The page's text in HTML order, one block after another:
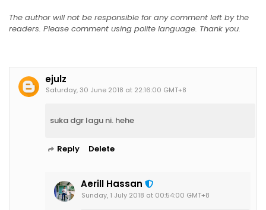
The author will not be responsible for any comment left by the
readers. Please comment using polite language. Thank you.
ejulz
Saturday, 30 June 2018 at 22:16:00 GMT+8
suka dgr lagu ni. hehe
Reply Delete
Aerill Hassan
Sunday, 1 July 2018 at 00:54:00 GMT+8